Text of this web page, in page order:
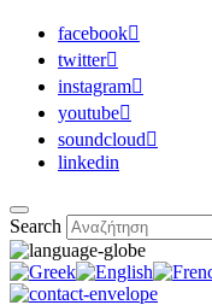
facebook
twitter
instagram
youtube
soundcloud
linkedin
Search